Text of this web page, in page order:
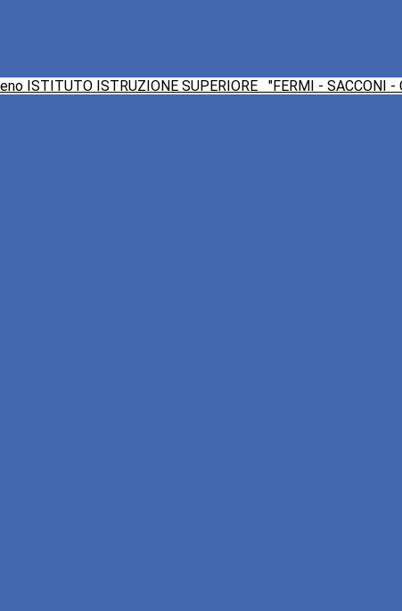
ISTITUTO ISTRUZIONE SUPERIORE "FERMI - SACCONI -